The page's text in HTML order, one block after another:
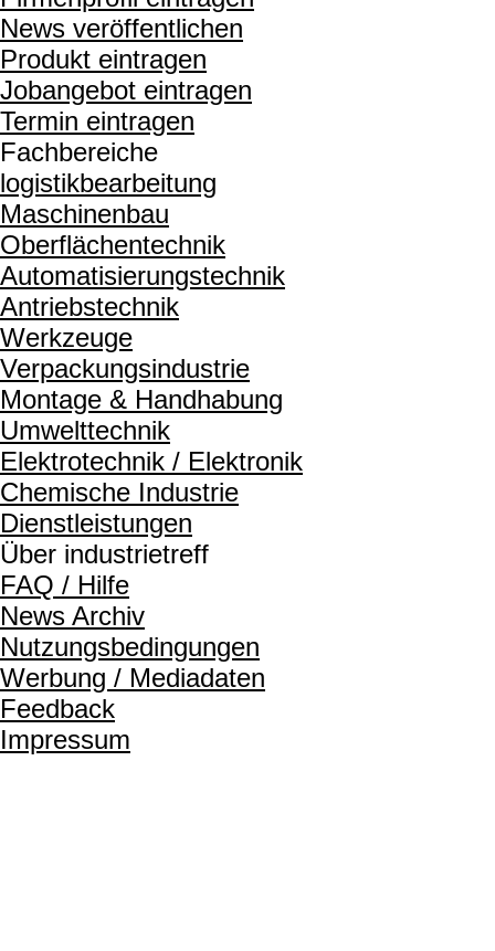
News veröffentlichen
Produkt eintragen
Jobangebot eintragen
Termin eintragen
Fachbereiche
logistikbearbeitung
Maschinenbau
Oberflächentechnik
Automatisierungstechnik
Antriebstechnik
Werkzeuge
Verpackungsindustrie
Montage & Handhabung
Umwelttechnik
Elektrotechnik / Elektronik
Chemische Industrie
Dienstleistungen
Über industrietreff
FAQ / Hilfe
News Archiv
Nutzungsbedingungen
Werbung / Mediadaten
Feedback
Impressum